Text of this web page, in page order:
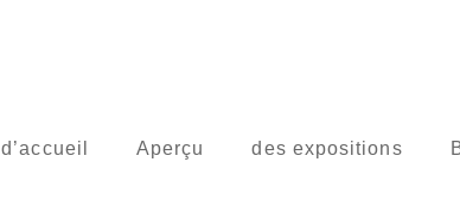
Aperçu des expositions